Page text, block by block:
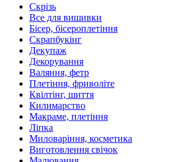
Скрізь
Все для вишивки
Бісер, бісероплетіння
Скрапбукінг
Декупаж
Декорування
Валяння, фетр
Плетіння, фриволіте
Квілтінг, шиття
Килимарство
Макраме, плетіння
Ліпка
Миловаріння, косметика
Виготовлення свічок